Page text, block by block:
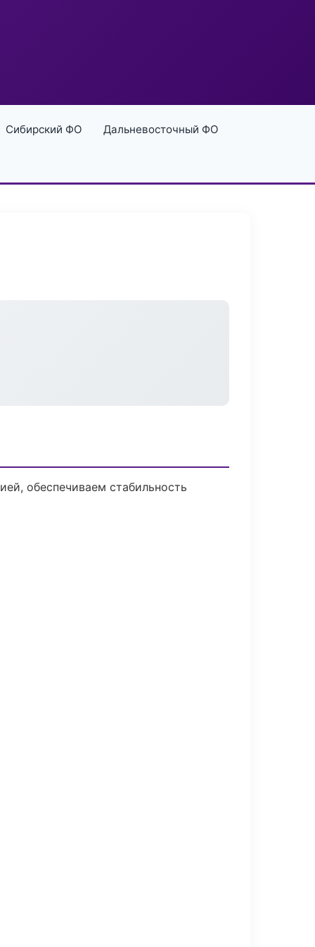
Сибирский ФО Дальневосточный ФО
обеспечиваем стабильность